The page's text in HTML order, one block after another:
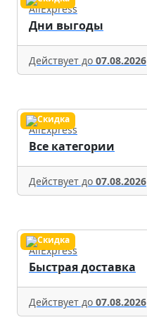
AliExpress
Дни выгоды
Действует до 07.08.2026
AliExpress
Все категории
Действует до 07.08.2026
AliExpress
Быстрая доставка
Действует до 07.08.2026